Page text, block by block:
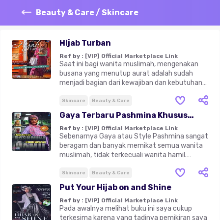
Beauty & Care / Skincare
Hijab Turban
Ref by : [VIP] Official Marketplace Link
Saat ini bagi wanita muslimah, mengenakan
busana yang menutup aurat adalah sudah
menjadi bagian dari kewajiban dan kebutuhan
sangat maju dalam mengikuti perkembangan
tren fashion dan gaya berjilbab, sehingga
tampil cantik dan fresh sudah menjadi
rutinitas premier sebelum berinteraksi dengan
dunia luar.Buku HIJAB TURBAN ini akan menjadi
terobosan referensi bahkan inspirasi terbaru
bagi para hijabers dan semua wanita muslim,
karena HIJAB TURBAN INI COCOK UNTUK SEMUA
BENTUK WAJAH, mudah diap- likasikan, pas
untuk semua gaya baik itu kasual, resmi hingga
HIJAB TURBAN ini sangat mudah diikuti,
lengkap dengan gambar step by step
Skincare Beauty & Care
Gaya Terbaru Pashmina Khusus
Untuk Ibu Hamil
Ref by : [VIP] Official Marketplace Link
Sebenarnya Gaya atau Style Pashmina sangat
beragam dan banyak memikat semua wanita
muslimah, tidak terkecuali wanita hamil.
kurang sreg atau nyaman dengan gaya yang
ada atau kurang cocok dengan kondisi hamil
mereka saat ini.Karena alasan itulah maka
penyusunan buku ini dibuat sebagai upaya
memberikan penawaran mode atau Style
Skincare Beauty & Care
Put Your Hijab on and Shine
Ref by : [VIP] Official Marketplace Link
Pada awalnya melihat buku ini saya cukup
terkesima karena yang tadinya pemikiran saya